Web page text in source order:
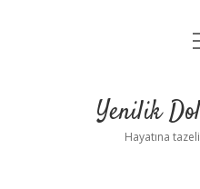
Yenilik
Hayatına